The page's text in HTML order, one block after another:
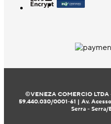
©VENEZA COMERCIO LTDA
59.440.030/0001-61 | Av.
Serra - Serra/